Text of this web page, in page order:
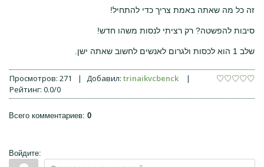
זה כל מה שאתה באמת צריך כדי להתחיל!
סיבות להפשטה? רק רציתי לנסות משהו חדש!
שלב 1 הוא לכסות ולגרום לאנשים לחשוב שאתה ישן.
Просмотров: 271 | Добавил: trinaikvcbenck
|
Рейтинг: 0.0/0
Всего комментариев: 0
Войдите: